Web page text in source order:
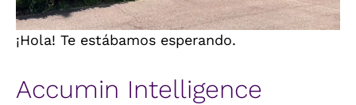
¡Hola! Te estábamos esperando.
Accumin Intelligence